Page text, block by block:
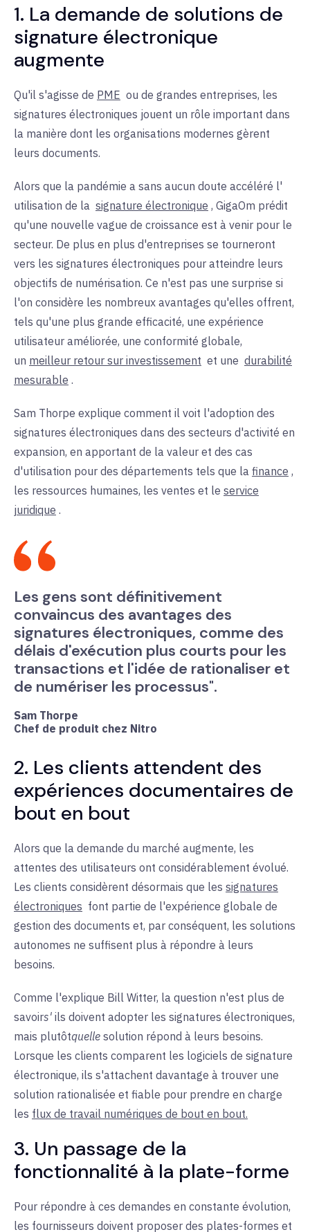
1. La demande de solutions de
signature électronique
augmente
Qu'il s'agisse de PME ou de grandes entreprises, les
signatures électroniques jouent un rôle important dans
la manière dont les organisations modernes gèrent
leurs documents.
Alors que la pandémie a sans aucun doute accéléré l'
utilisation de la signature électronique , GigaOm prédit
qu'une nouvelle vague de croissance est à venir pour le
secteur. De plus en plus d'entreprises se tourneront
vers les signatures électroniques pour atteindre leurs
objectifs de numérisation. Ce n'est pas une surprise si
l'on considère les nombreux avantages qu'elles offrent,
tels qu'une plus grande efficacité, une expérience
utilisateur améliorée, une conformité globale,
un meilleur retour sur investissement et une durabilité
mesurable .
Sam Thorpe explique comment il voit l'adoption des
signatures électroniques dans des secteurs d'activité en
expansion, en apportant de la valeur et des cas
d'utilisation pour des départements tels que la finance ,
les ressources humaines, les ventes et le service
juridique .
Les gens sont définitivement
convaincus des avantages des
signatures électroniques, comme des
délais d'exécution plus courts pour les
transactions et l'idée de rationaliser et
de numériser les processus".
Sam Thorpe
Chef de produit chez Nitro
2. Les clients attendent des
expériences documentaires de
bout en bout
Alors que la demande du marché augmente, les
attentes des utilisateurs ont considérablement évolué.
Les clients considèrent désormais que les signatures
électroniques font partie de l'expérience globale de
gestion des documents et, par conséquent, les solutions
autonomes ne suffisent plus à répondre à leurs
besoins.
Comme l'explique Bill Witter, la question n'est plus de
savoirs' ils doivent adopter les signatures électroniques,
mais plutôtquelle solution répond à leurs besoins.
Lorsque les clients comparent les logiciels de signature
électronique, ils s'attachent davantage à trouver une
solution rationalisée et fiable pour prendre en charge
les flux de travail numériques de bout en bout.
3. Un passage de la
fonctionnalité à la plate-forme
Pour répondre à ces demandes en constante évolution,
les fournisseurs doivent proposer des plates-formes et